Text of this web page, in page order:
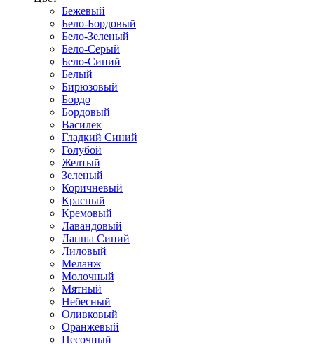
Бежевый
Бело-Бордовый
Бело-Зеленый
Бело-Серый
Бело-Синий
Белый
Бирюзовый
Бордо
Бордовый
Василек
Гладкий Синий
Голубой
Желтый
Зеленый
Коричневый
Красный
Кремовый
Лавандовый
Лапша Синий
Лиловый
Меланж
Молочный
Мятный
Небесный
Оливковый
Оранжевый
Песочный